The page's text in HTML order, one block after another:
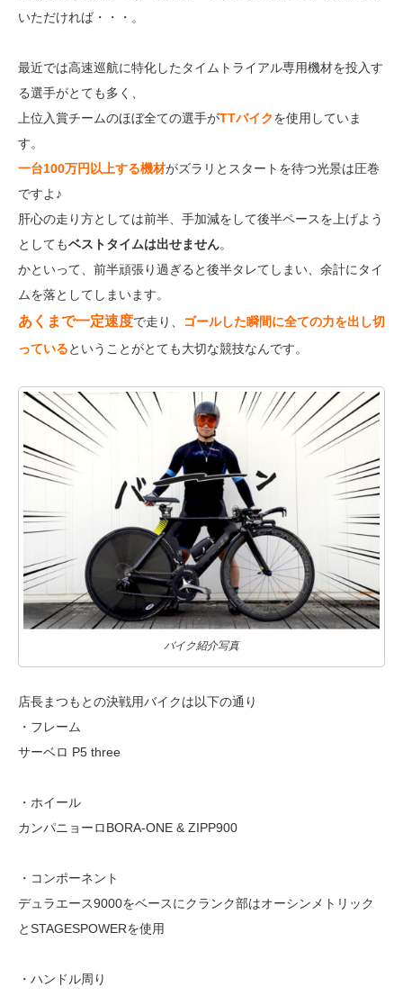
いただければ・・・。
最近では高速巡航に特化したタイムトライアル専用機材を投入す
る選手がとても多く、
上位入賞チームのほぼ全ての選手がTTバイクを使用していま
す。
一台100万円以上する機材がズラリとスタートを待つ光景は圧巻
ですよ♪
肝心の走り方としては前半、手加減をして後半ペースを上げよう
としてもベストタイムは出せません。
かといって、前半頑張り過ぎると後半タレてしまい、余計にタイ
ムを落としてしまいます。
あくまで一定速度で走り、
ゴールした瞬間に全ての力を出し切
っているということがとても大切な競技なんです。
バイク紹介写真
店長まつもとの決戦用バイクは以下の通り
・フレーム
サーベロ P5 three
・ホイール
カンパニョーロBORA-ONE & ZIPP900
・コンポーネント
デュラエース9000をベースにクランク部はオーシンメトリック
とSTAGESPOWERを使用
・ハンドル周り